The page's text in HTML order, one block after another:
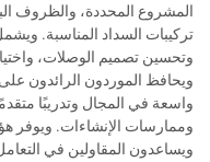
المشروع المحددة، والظروف
تركيبات السداد المناسبة.
وتحسين تصميم الوصلات،
ويحافظ الموردون الرائدون
واسعة في المجال وتدريبًا
وممارسات الإنشاءات. ويوفر
ويساعدون المقاولين في